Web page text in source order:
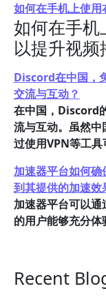
如何在手机上使用
如何在手机
以提升视频
Discord在中国，
交流与互动？
在中国，Discord
流与互动。虽然
过使用VPN等工
加速器平台如何
到其提供的加速效
加速器平台可以
的用户能够充分体
Recent